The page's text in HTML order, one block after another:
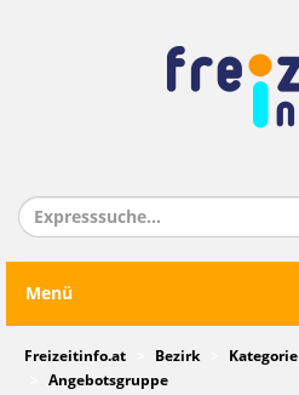
Menü
Freizeitinfo.at Bezirk Kategorie
Angebotsgruppe